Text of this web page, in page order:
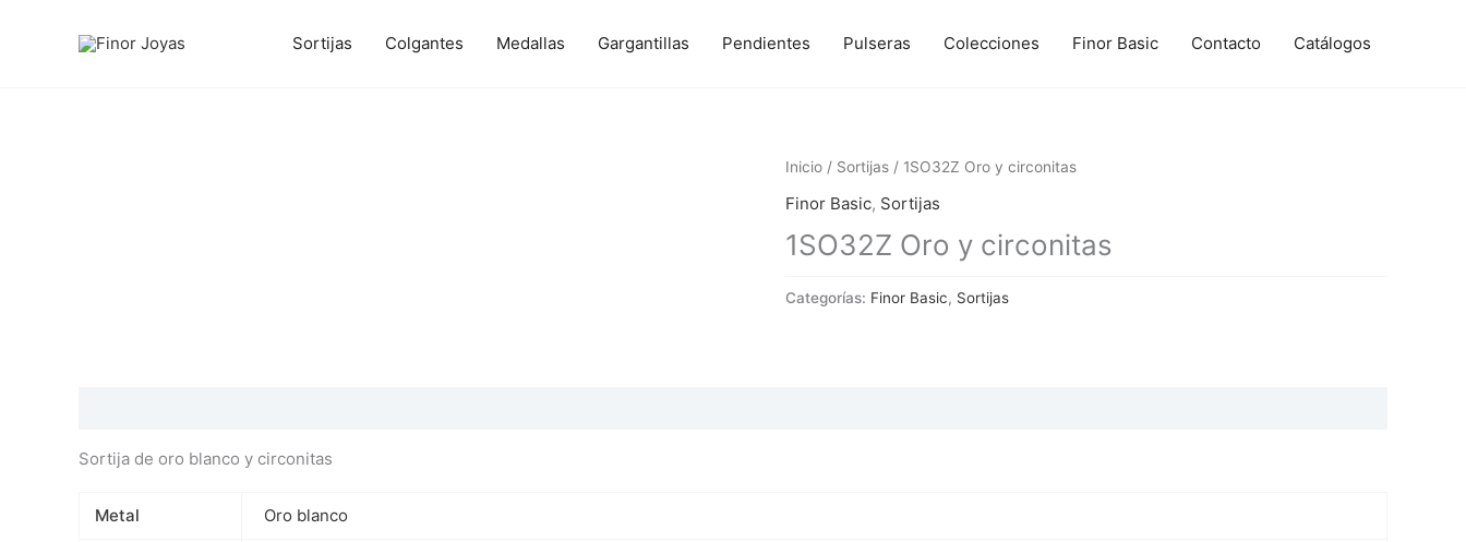
Sortijas Colgantes Medallas Gargantillas Pendientes Pulseras Colecciones Finor Basic Contacto Catálogos
Inicio / Sortijas / 1SO32Z Oro y circonitas
Finor Basic, Sortijas
1SO32Z Oro y circonitas
Categorías: Finor Basic, Sortijas
Sortija de oro blanco y circonitas
Metal Oro blanco